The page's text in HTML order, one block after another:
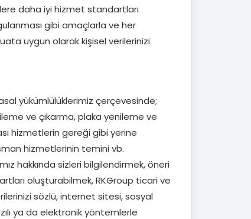
daha iyi hizmet standartları
gibi amaçlarla ve her
uygun olarak kişisel verilerinizi
yükümlülüklerimiz çerçevesinde;
ve çıkarma, plaka yenileme ve
hizmetlerin gereği gibi yerine
hizmetlerinin temini vb.
hakkında sizleri bilgilendirmek, öneri
oluşturabilmek, RKGroup ticari ve
sözlü, internet sitesi, sosyal
ya da elektronik yöntemlerle